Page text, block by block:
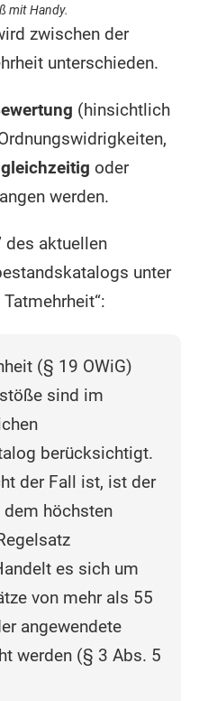
mit Handy.
zwischen der
unterschieden.
(hinsichtlich
oder
werden.
des aktuellen
unter
Tatmehrheit“:
(§ 19 OWiG)
sind im
berücksichtigt.
der Fall ist, ist der
höchsten
es sich um
von mehr als 55
angewendete
werden (§ 3 Abs. 5